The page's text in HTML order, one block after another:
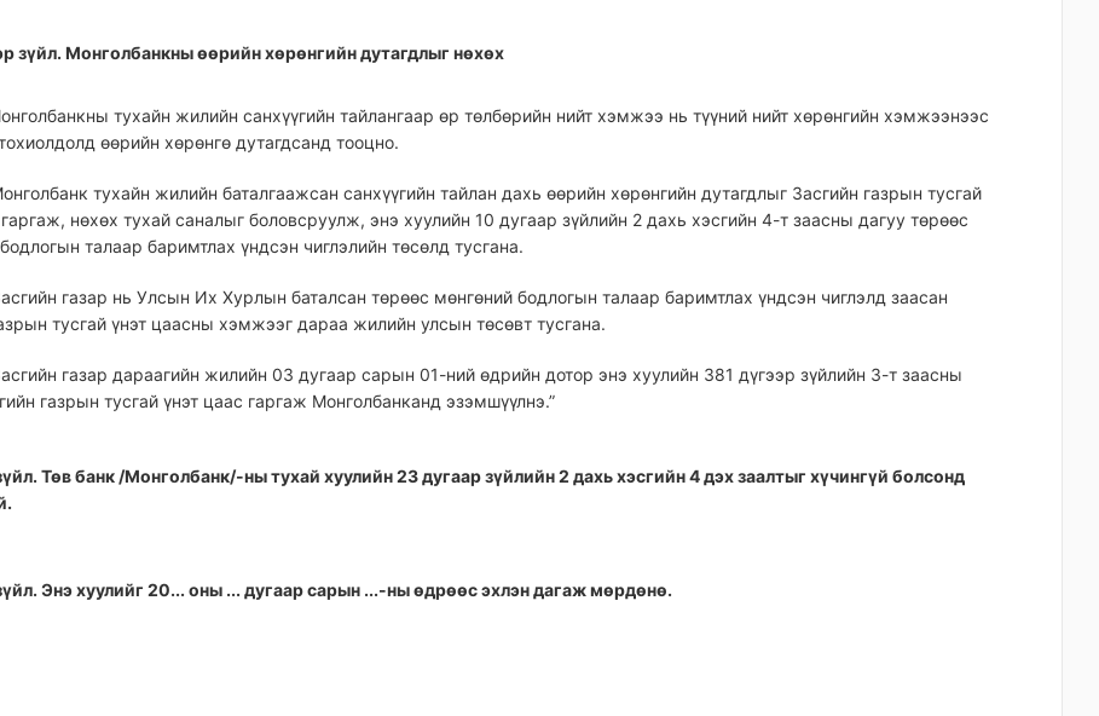
зүйл. Монголбанкны өөрийн хөрөнгийн дутагдлыг нөхөх
тухайн жилийн санхүүгийн тайлангаар өр төлбөрийн нийт хэмжээ нь түүний нийт хөрөнгийн хэмжээнээс
өөрийн хөрөнгө дутагдсанд тооцно.
тухайн жилийн баталгаажсан санхүүгийн тайлан дахь өөрийн хөрөнгийн дутагдлыг Засгийн газрын тусгай
нөхөх тухай саналыг боловсруулж, энэ хуулийн 10 дугаар зүйлийн 2 дахь хэсгийн 4-т заасны дагуу төрөөс
талаар баримтлах үндсэн чиглэлийн төсөлд тусгана.
газар нь Улсын Их Хурлын баталсан төрөөс мөнгөний бодлогын талаар баримтлах үндсэн чиглэлд заасан
тусгай үнэт цаасны хэмжээг дараа жилийн улсын төсөвт тусгана.
газар дараагийн жилийн 03 дугаар сарын 01-ний өдрийн дотор энэ хуулийн 381 дүгээр зүйлийн 3-т заасны
газрын тусгай үнэт цаас гаргаж Монголбанканд эзэмшүүлнэ.”
Төв банк /Монголбанк/-ны тухай хуулийн 23 дугаар зүйлийн 2 дахь хэсгийн 4 дэх заалтыг хүчингүй болсонд
Энэ хуулийг 20... оны ... дугаар сарын ...-ны өдрөөс эхлэн дагаж мөрдөнө.